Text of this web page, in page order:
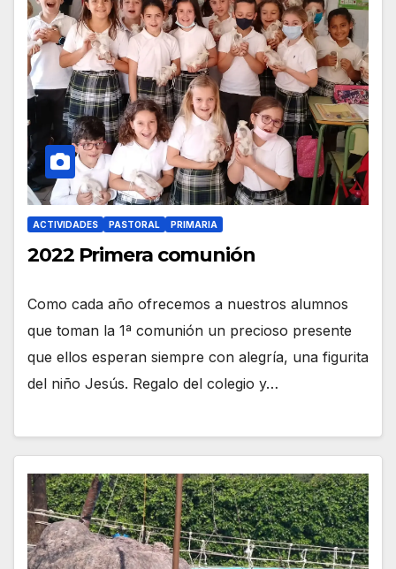
ACTIVIDADES PASTORAL PRIMARIA
2022 Primera comunión
Como cada año ofrecemos a nuestros alumnos
que toman la 1ª comunión un precioso presente
que ellos esperan siempre con alegría, una figurita
del niño Jesús. Regalo del colegio y…